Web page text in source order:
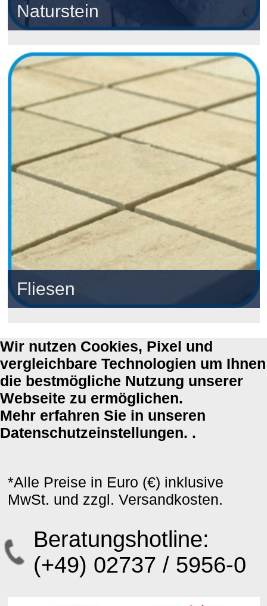
Naturstein
Fliesen
Wir nutzen Cookies, Pixel und
vergleichbare Technologien um Ihnen
die bestmögliche Nutzung unserer
Webseite zu ermöglichen.
Mehr erfahren Sie in unseren
Datenschutzeinstellungen. .
*Alle Preise in Euro (€) inklusive
MwSt. und zzgl. Versandkosten.
Beratungshotline:
(+49) 02737 / 5956-0